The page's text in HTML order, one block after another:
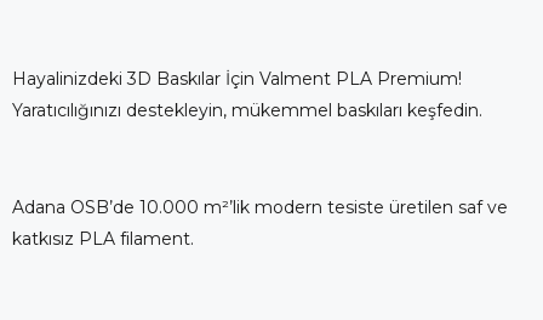
Hayalinizdeki 3D Baskılar İçin Valment PLA Premium!
Yaratıcılığınızı destekleyin, mükemmel baskıları keşfedin.
Adana OSB’de 10.000 m²’lik modern tesiste üretilen saf ve
katkısız PLA filament.